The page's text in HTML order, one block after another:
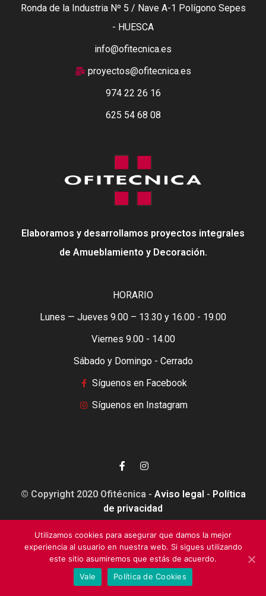
Ronda de la Industria Nº 5 / Nave A-1 Polígono Sepes
- HUESCA
info@ofitecnica.es
proyectos@ofitecnica.es
974 22 26 16
625 54 68 08
Elaboramos y desarrollamos proyectos integrales
de Amueblamiento y Decoración.
HORARIO
Lunes — Jueves 9.00 – 13.30 y 16.00 - 19.00
Viernes 9.00 - 14.00
Sábado y Domingo - Cerrado
Síguenos en Facebook
Síguenos en Instagram
© Copyright 2020 Ofitécnica - Aviso legal - Política
de privacidad
Esta web está financiada por la Unión Europea - Next
Utilizamos cookies para asegurar que damos la mejor
experiencia al usuario en nuestra web. Si sigues utilizando
este sitio asumiremos que estás de acuerdo.
Vale
Política de Cookies